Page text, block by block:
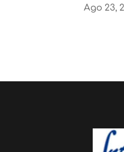
Ago 23,